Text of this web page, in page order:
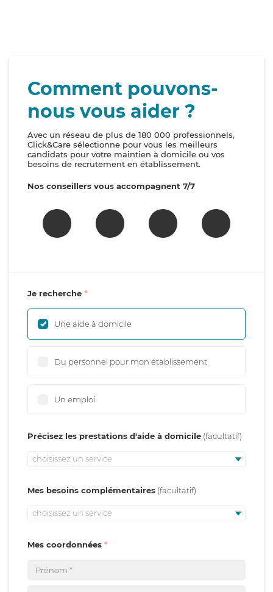
Comment pouvons-
nous vous aider ?
Avec un réseau de plus de 180 000 professionnels,
Click&Care sélectionne pour vous les meilleurs
candidats pour votre maintien à domicile ou vos
besoins de recrutement en établissement.
Nos conseillers vous accompagnent 7/7
Je recherche
Une aide à domicile
Du personnel pour mon établissement
Un emploi
Précisez les prestations d'aide à domicile
choisissez un service
Mes besoins complémentaires
choisissez un service
Mes coordonnées